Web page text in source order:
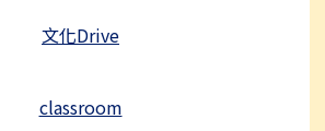
文化Drive
classroom